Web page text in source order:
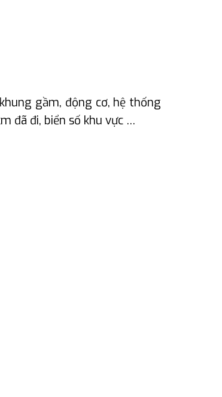
gầm, động cơ, hệ thống
đã đi, biển số khu vực …